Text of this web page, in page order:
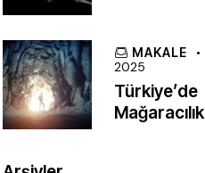
MAKALE
2025
Türkiye’de
Mağaracılık